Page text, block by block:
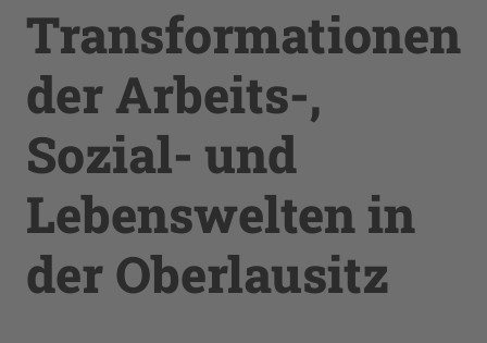
Transformationen
der Arbeits-,
Sozial- und
Lebenswelten in
der Oberlausitz